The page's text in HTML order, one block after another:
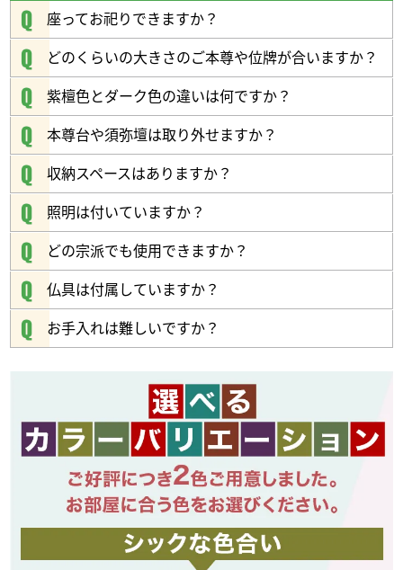
安心して末長くお使いいただけます。
ブナ科の落葉広葉樹の総称です。
木目が主張しすぎないので非常に上品です。
飽きのこない和やかな雰囲気になります。
背板は矢羽張りを採用
ご本尊を引き立てます
座ってお祀りできますか？
どのくらいの大きさのご本尊や位牌が合いますか？
紫檀色とダーク色の違いは何ですか？
本尊台や須弥壇は取り外せますか？
収納スペースはありますか？
照明は付いていますか？
どの宗派でも使用できますか？
仏具は付属していますか？
お手入れは難しいですか？